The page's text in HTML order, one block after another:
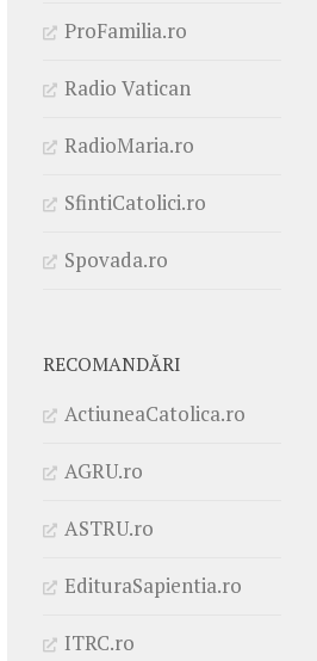
ProFamilia.ro
Radio Vatican
RadioMaria.ro
SfintiCatolici.ro
Spovada.ro
RECOMANDĂRI
ActiuneaCatolica.ro
AGRU.ro
ASTRU.ro
EdituraSapientia.ro
ITRC.ro